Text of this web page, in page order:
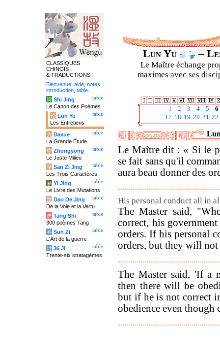
Lun Yu –
Le Maître échange
maximes avec ses
1 2 3 4 5
6
17 18 19 20 21 22
Le Maître dit : « Si le
se fait sans qu'il
aura beau donner des
His personal conduct all in
The Master said,
correct, his
orders. If his personal
orders, but they will
The Master said, 'If a
then there will be
but if he is not correct
obedience even though
CLASSIQUES
CHINOIS
& TRADUCTIONS
Bienvenue aide notes
introduction table
table
诗 Shi Jing
Le Canon des Poèmes
table
论 Lun Yu
Les Entretiens
table
大 Daxue
La Grande Étude
table
中 Zhongyong
Le Juste Milieu
table
字 San Zi Jing
Les Trois Caractères
table
易 Yi Jing
Le Livre des Mutations
table
道 Dao De Jing
De la Voie et la Vertu
table
唐 Tang Shi
300 poèmes Tang
table
兵 Sun Zi
L'Art de la guerre
table
计 36 Ji
Trente-six stratagèmes